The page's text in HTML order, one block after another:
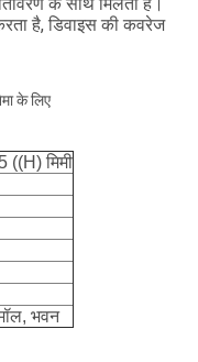
के साथ मिलती है।
है, डिवाइस की कवरेज
मिमी
भवन